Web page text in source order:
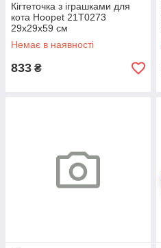
Кігтеточка з іграшками для
кота Hoopet 21T0273
29х29х59 см
Немає в наявності
833 ₴